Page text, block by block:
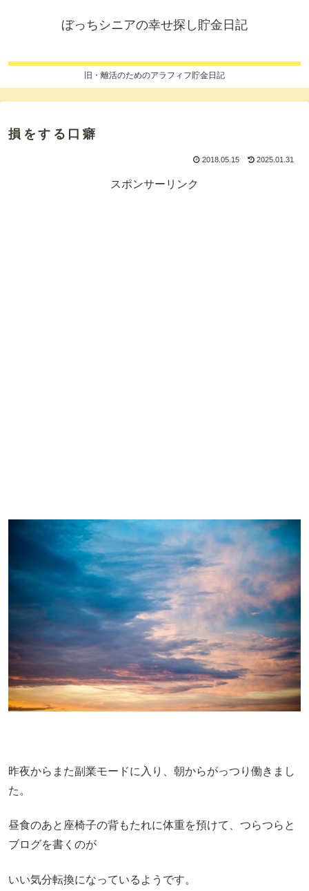
ぼっちシニアの幸せ探し貯金日記
旧・離活のためのアラフィフ貯金日記
損をする口癖
2018.05.15 2025.01.31
スポンサーリンク
昨夜からまた副業モードに入り、朝からがっつり働きまし
た。
昼食のあと座椅子の背もたれに体重を預けて、つらつらと
ブログを書くのが
いい気分転換になっているようです。